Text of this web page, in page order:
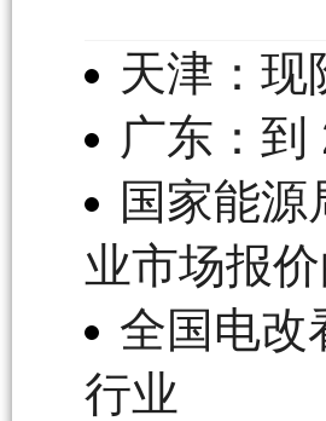
天津：现
广东：
国家能
业市场报
全国电改
行业